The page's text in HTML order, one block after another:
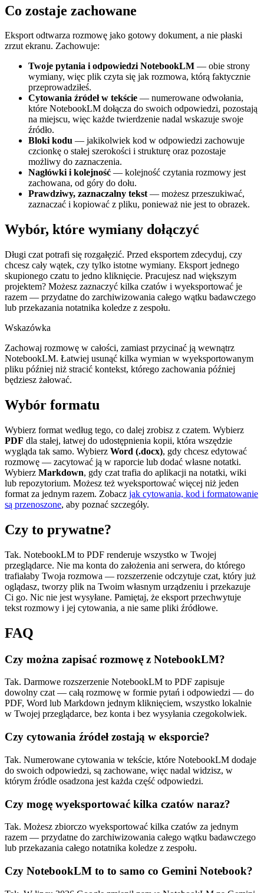
Co zostaje zachowane
Eksport odtwarza rozmowę jako gotowy dokument, a nie płaski
zrzut ekranu. Zachowuje:
Twoje pytania i odpowiedzi NotebookLM — obie strony
wymiany, więc plik czyta się jak rozmowa, którą faktycznie
przeprowadziłeś.
Cytowania źródeł w tekście — numerowane odwołania,
które NotebookLM dołącza do swoich odpowiedzi, pozostają
na miejscu, więc każde twierdzenie nadal wskazuje swoje
źródło.
Bloki kodu — jakikolwiek kod w odpowiedzi zachowuje
czcionkę o stałej szerokości i strukturę oraz pozostaje
możliwy do zaznaczenia.
Nagłówki i kolejność — kolejność czytania rozmowy jest
zachowana, od góry do dołu.
Prawdziwy, zaznaczalny tekst— możesz przeszukiwać,
zaznaczać i kopiować z pliku, ponieważ nie jest to obrazek.
Wybór, które wymiany dołączyć
Długi czat potrafi się rozgałęzić. Przed eksportem zdecyduj, czy
chcesz cały wątek, czy tylko istotne wymiany. Eksport jednego
skupionego czatu to jedno kliknięcie. Pracujesz nad większym
projektem? Możesz zaznaczyć kilka czatów i wyeksportować je
razem — przydatne do zarchiwizowania całego wątku badawczego
lub przekazania notatnika koledze z zespołu.
Wskazówka
Zachowaj rozmowę w całości, zamiast przycinać ją wewnątrz
NotebookLM. Łatwiej usunąć kilka wymian w wyeksportowanym
pliku później niż stracić kontekst, którego zachowania później
będziesz żałować.
Wybór formatu
Wybierz format według tego, co dalej zrobisz z czatem. Wybierz
PDF dla stałej, łatwej do udostępnienia kopii, która wszędzie
wygląda tak samo. Wybierz Word (.docx), gdy chcesz edytować
rozmowę — zacytować ją w raporcie lub dodać własne notatki.
Wybierz Markdown, gdy czat trafia do aplikacji na notatki, wiki
lub repozytorium. Możesz też wyeksportować więcej niż jeden
format za jednym razem. Zobacz jak cytowania, kod i formatowanie
są przenoszone, aby poznać szczegóły.
Czy to prywatne?
Tak. NotebookLM to PDF renderuje wszystko w Twojej
przeglądarce. Nie ma konta do założenia ani serwera, do którego
trafiałaby Twoja rozmowa — rozszerzenie odczytuje czat, który już
oglądasz, tworzy plik na Twoim własnym urządzeniu i przekazuje
Ci go. Nic nie jest wysyłane. Pamiętaj, że eksport przechwytuje
tekst rozmowy i jej cytowania, a nie same pliki źródłowe.
FAQ
Czy można zapisać rozmowę z NotebookLM?
Tak. Darmowe rozszerzenie NotebookLM to PDF zapisuje
dowolny czat — całą rozmowę w formie pytań i odpowiedzi — do
PDF, Word lub Markdown jednym kliknięciem, wszystko lokalnie
w Twojej przeglądarce, bez konta i bez wysyłania czegokolwiek.
Czy cytowania źródeł zostają w eksporcie?
Tak. Numerowane cytowania w tekście, które NotebookLM dodaje
do swoich odpowiedzi, są zachowane, więc nadal widzisz, w
którym źródle osadzona jest każda część odpowiedzi.
Czy mogę wyeksportować kilka czatów naraz?
Tak. Możesz zbiorczo wyeksportować kilka czatów za jednym
razem — przydatne do zarchiwizowania całego wątku badawczego
lub przekazania całego notatnika koledze z zespołu.
Czy NotebookLM to to samo co Gemini Notebook?